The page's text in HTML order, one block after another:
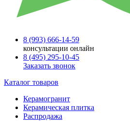
8 (993) 666-14-59
консультации онлайн
8 (495) 295-10-45
Заказать звонок
Каталог товаров
Керамогранит
Керамическая плитка
Распродажа